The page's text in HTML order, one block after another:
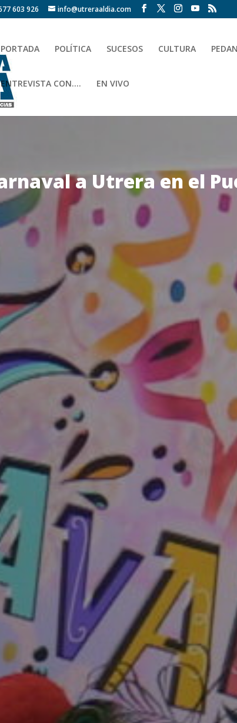
603 926 info@utreraaldia.com
PORTADA POLÍTICA SUCESOS CULTURA
ENTREVISTA CON…. EN VIVO
a Utrera en el